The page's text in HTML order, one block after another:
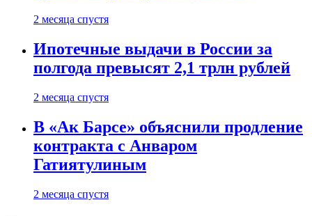
2 месяца спустя
Ипотечные выдачи в России за
полгода превысят 2,1 трлн рублей
2 месяца спустя
В «Ак Барсе» объяснили продление
контракта с Анваром
Гатиятулиным
2 месяца спустя